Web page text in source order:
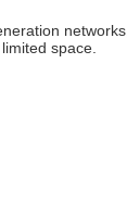
networks,
space.